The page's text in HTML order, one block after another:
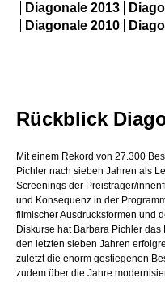
Rückblick
Mit einem Rekord von 27.300
Pichler nach sieben Jahren als
Screenings der Preisträger/
und Konsequenz in der
filmischer Ausdrucksformen und
Diskurse hat Barbara Pichler
den letzten sieben Jahren
zuletzt die enorm gestiegenen
zudem über die Jahre